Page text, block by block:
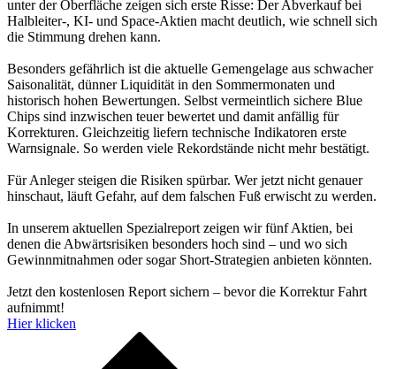
unter der Oberfläche zeigen sich erste Risse: Der Abverkauf bei
Halbleiter-, KI- und Space-Aktien macht deutlich, wie schnell sich
die Stimmung drehen kann.
Besonders gefährlich ist die aktuelle Gemengelage aus schwacher
Saisonalität, dünner Liquidität in den Sommermonaten und
historisch hohen Bewertungen. Selbst vermeintlich sichere Blue
Chips sind inzwischen teuer bewertet und damit anfällig für
Korrekturen. Gleichzeitig liefern technische Indikatoren erste
Warnsignale. So werden viele Rekordstände nicht mehr bestätigt.
Für Anleger steigen die Risiken spürbar. Wer jetzt nicht genauer
hinschaut, läuft Gefahr, auf dem falschen Fuß erwischt zu werden.
In unserem aktuellen Spezialreport zeigen wir fünf Aktien, bei
denen die Abwärtsrisiken besonders hoch sind – und wo sich
Gewinnmitnahmen oder sogar Short-Strategien anbieten könnten.
Jetzt den kostenlosen Report sichern – bevor die Korrektur Fahrt
aufnimmt!
Hier klicken